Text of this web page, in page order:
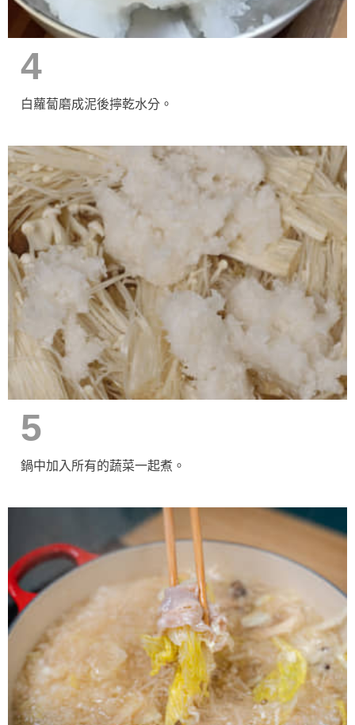
4
白蘿蔔磨成泥後擰乾水分。
5
鍋中加入所有的蔬菜一起煮。